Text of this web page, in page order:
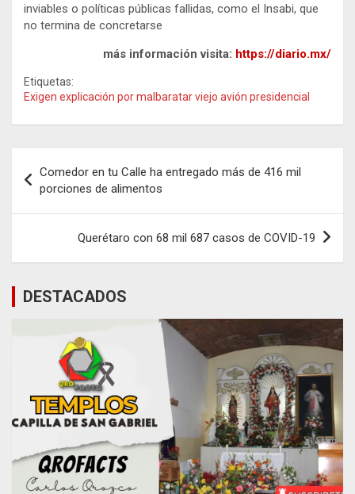
inviables o políticas públicas fallidas, como el Insabi, que
no termina de concretarse
más información visita: https://diario.mx/
Etiquetas:
Exigen explicación por malbaratar viejo avión presidencial
de
entradas
Comedor en tu Calle ha entregado más de 416 mil
porciones de alimentos
Querétaro con 68 mil 687 casos de COVID-19
DESTACADOS